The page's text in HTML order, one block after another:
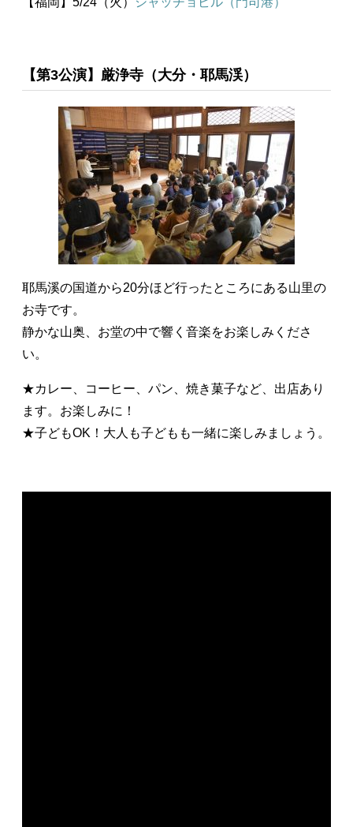
【第3公演】厳浄寺（大分・耶馬渓）
耶馬溪の国道から20分ほど行ったところにある山里の
お寺です。
静かな山奥、お堂の中で響く音楽をお楽しみくださ
い。
★カレー、コーヒー、パン、焼き菓子など、出店あり
ます。お楽しみに！
★子どもOK！大人も子どもも一緒に楽しみましょう。